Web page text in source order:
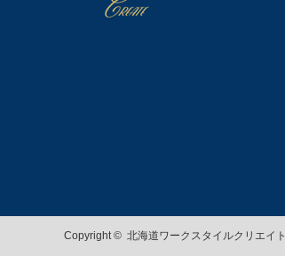
Copyright © 北海道ワークスタイルクリエイト